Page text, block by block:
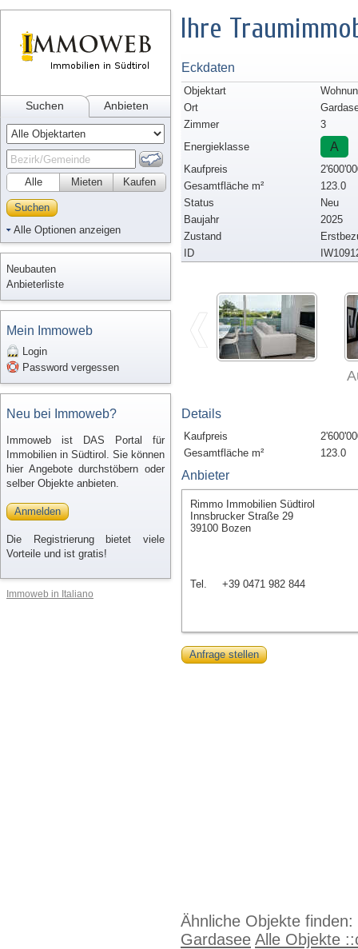
Suchen Anbieten
Alle Kaufen
Mieten
Suchen
Alle Optionen anzeigen
Neubauten
Anbieterliste
Mein Immoweb
Login
Password vergessen
Neu bei Immoweb?
Immoweb ist DAS Portal für
Immobilien in Südtirol. Sie können
hier Angebote durchstöbern oder
selber Objekte anbieten.
Anmelden
Die Registrierung bietet viele
Vorteile und ist gratis!
Immoweb in Italiano
Ihre
Eckdaten
Objektart
Ort
Zimmer
3
Energieklasse
A
Kaufpreis
Gesamtfläche m²
123.0
Status
Neu
Baujahr
2025
Zustand
ID
Details
Kaufpreis
Gesamtfläche m²
123.0
Anbieter
Rimmo Immobilien Südtirol
Innsbrucker Straße 29
39100 Bozen
Tel. +39 0471 982 844
Anfrage stellen
Ähnliche Objekte finden:
Gardasee Alle Objekte